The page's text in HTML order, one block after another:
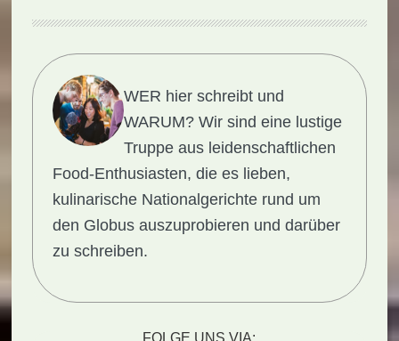
WER hier schreibt und
WARUM? Wir sind eine lustige
Truppe aus leidenschaftlichen
Food-Enthusiasten, die es lieben,
kulinarische Nationalgerichte rund um
den Globus auszuprobieren und darüber
zu schreiben.
FOLGE UNS VIA: